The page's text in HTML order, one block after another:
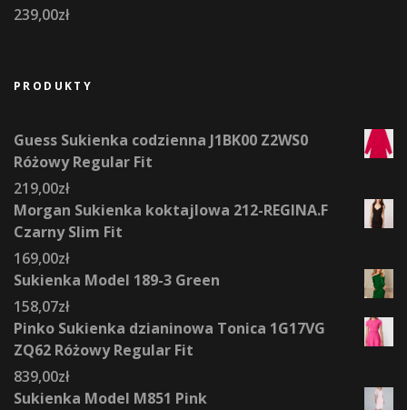
239,00zł
PRODUKTY
Guess Sukienka codzienna J1BK00 Z2WS0
Różowy Regular Fit
219,00zł
Morgan Sukienka koktajlowa 212-REGINA.F
Czarny Slim Fit
169,00zł
Sukienka Model 189-3 Green
158,07zł
Pinko Sukienka dzianinowa Tonica 1G17VG
ZQ62 Różowy Regular Fit
839,00zł
Sukienka Model M851 Pink